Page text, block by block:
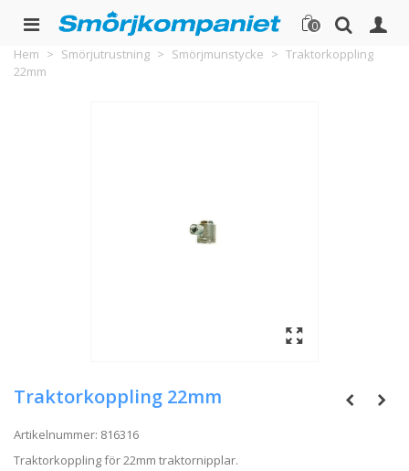
0
Hem > Smörjutrustning > Smörjmunstycke > Traktorkoppling
22mm
Traktorkoppling 22mm
Artikelnummer: 816316
Traktorkoppling för 22mm traktornipplar.